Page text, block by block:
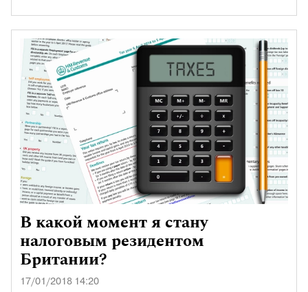
В какой момент я стану
налоговым резидентом
Британии?
17/01/2018 14:20